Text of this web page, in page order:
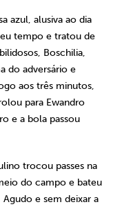
azul, alusiva ao dia
tempo e tratou de
Boschilia,
do adversário e
aos três minutos,
para Ewandro
e a bola passou
trocou passes na
do campo e bateu
e sem deixar a